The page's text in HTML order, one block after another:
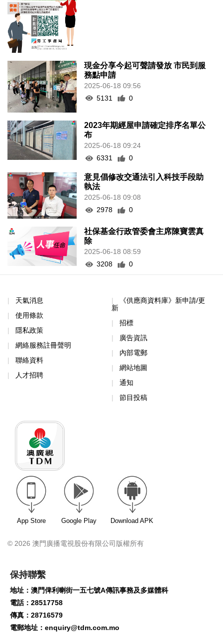
現金分享今起可聲請發放 市民到服
務點申請
2025-06-18 09:56
5131
0
2023年期經屋申請確定排序名單公
布
2025-06-18 09:24
6331
0
意見倡修改交通法引入科技手段助
執法
2025-06-18 09:08
2978
0
社保基金行政管委會主席陳寶雲真
除
2025-06-18 08:59
3208
0
天氣消息
使用條款
隱私政策
網絡服務註冊聲明
聯絡資料
人才招聘
《供應商資料庫》新申請/更
新
招標
廣告資訊
內部電郵
網站地圖
通知
節目投稿
App Store Google Play Download APK
© 2026 澳門廣播電視股份有限公司版權所有
保持聯繫
地址：澳門俾利喇街一五七號A傳訊事務及多媒體科
電話：28517758
傳真：28716579
電郵地址： enquiry@tdm.com.mo